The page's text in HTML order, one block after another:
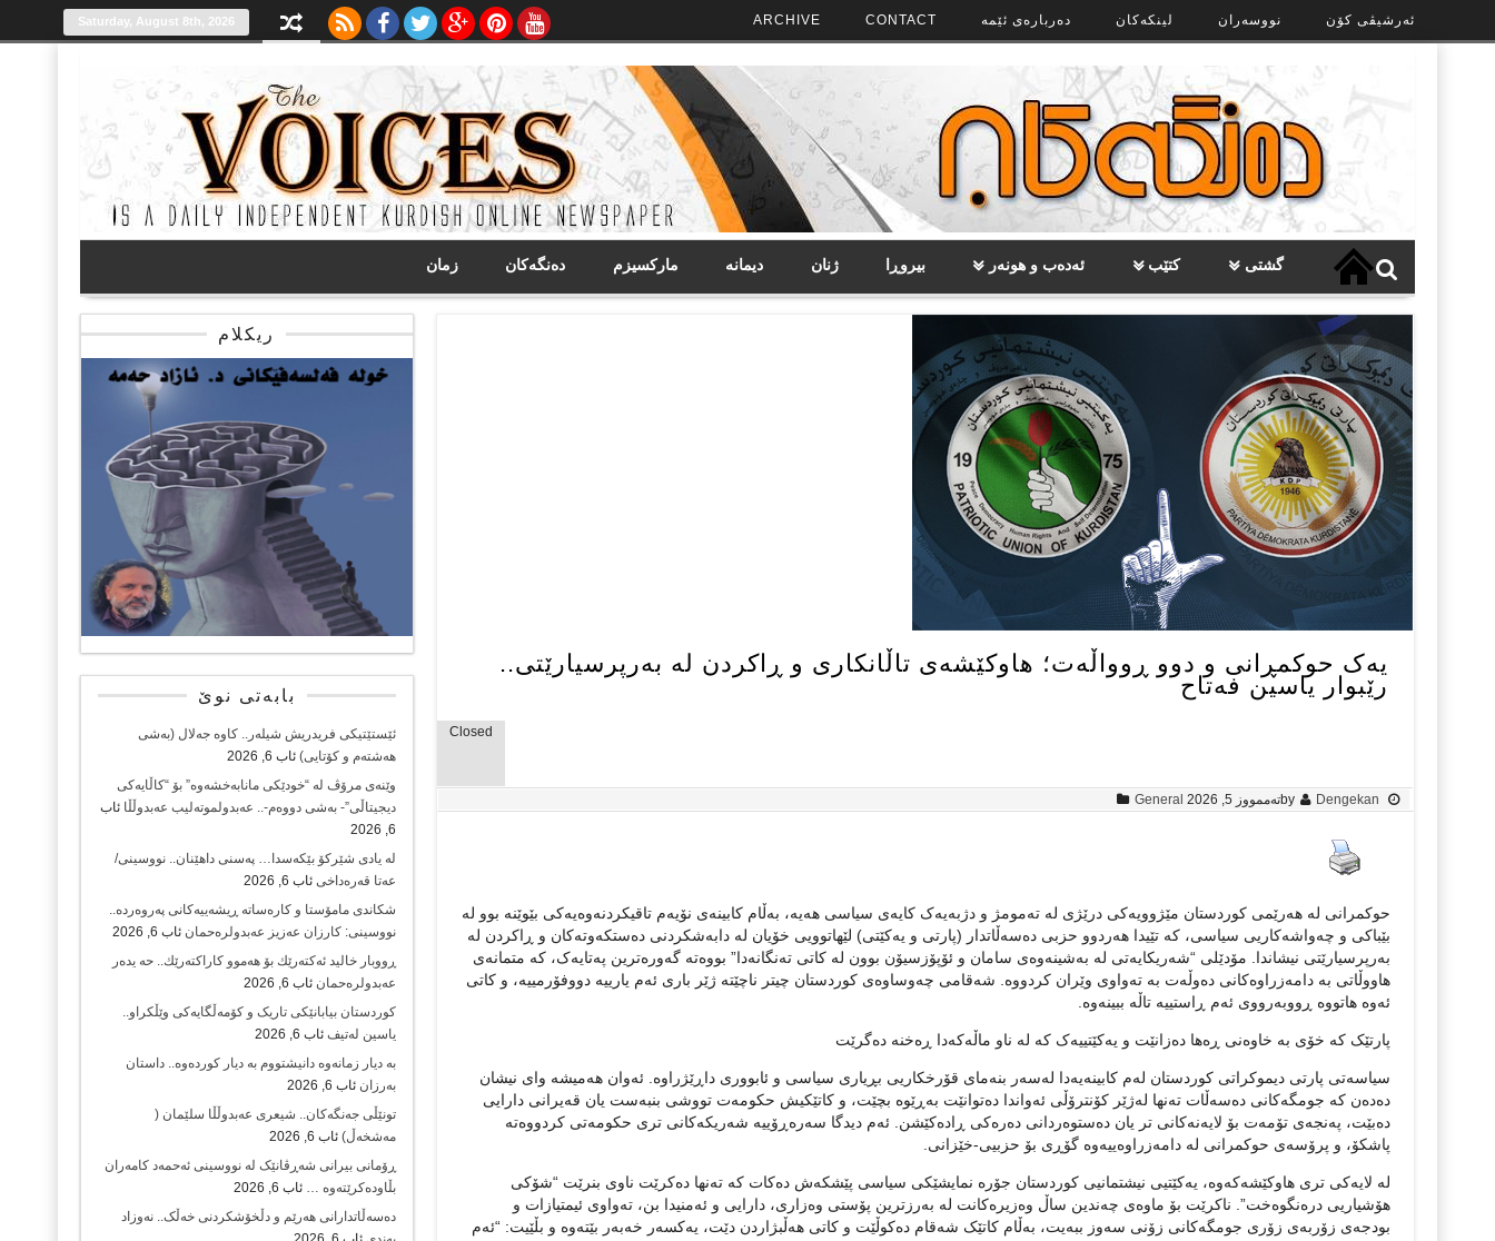
ئەرشیڤی کۆن نووسەران لینکەکان دەربارەی ئێمە CONTACT
ARCHIVE
Saturday, August 8th, 2026
گشتی کتێب ئەدەب و هونەر بیروڕا ژنان دیمانە مارکسیزم دەنگەکان زمان
یەک حوکمڕانی و دوو ڕوواڵەت؛ هاوکێشەی تاڵانکاری و ڕاکردن لە بەرپرسیارێتی..
رێبوار ياسين فەتاح
Closed
by Dengekan تەممووز 5, 2026 General
حوکمرانی لە هەرێمی کوردستان مێژوویەکی درێژی لە تەمومژ و دژبەیەک کایەی سیاسی هەیە، بەڵام کابینەی نۆیەم تاقیکردنەوەیەکی بێوێنە بوو لە
بێباکی و چەواشەکاریی سیاسی، کە تێیدا هەردوو حزبی دەسەڵاتدار (پارتی و یەکێتی) لێهاتوویی خۆیان لە دابەشکردنی دەستکەوتەکان و ڕاکردن لە
بەرپرسیارێتی نیشاندا. مۆدێلی “شەریکایەتی لە بەشینەوەی سامان و ئۆپۆزسیۆن بوون لە کاتی تەنگانەدا” بووەتە گەورەترین پەتایەک، کە متمانەی
هاووڵاتی بە دامەزراوەکانی دەوڵەت بە تەواوی وێران کردووە. شەقامی چەوساوەی کوردستان چیتر ناچێتە ژێر باری ئەم یارییە دووفۆرمییە، و کاتی
ئەوە هاتووە ڕووبەرووی ئەم ڕاستییە تاڵە ببینەوە.
پارتێک کە خۆی بە خاوەنی ڕەها دەزانێت و یەکێتییەک کە لە ناو ماڵەکەدا ڕەخنە دەگرێت
سیاسەتی پارتی دیموکراتی کوردستان لەم کابینەیەدا لەسەر بنەمای قۆرخکاریی بڕیاری سیاسی و ئابووری داڕێژراوە. ئەوان هەمیشە وای نیشان
دەدەن کە جومگەکانی دەسەڵات تەنها لەژێر کۆنترۆڵی ئەواندا دەتوانێت بەڕێوە بچێت، و کاتێکیش حکومەت تووشی بنبەست یان قەیرانی دارایی
دەبێت، پەنجەی تۆمەت بۆ لایەنەکانی تر یان دەستوەردانی دەرەکی ڕادەکێشن. ئەم دیدگا سەرەڕۆییە شەریکەکانی تری حکومەتی کردووەتە
پاشکۆ، و پرۆسەی حوکمرانی لە دامەزراوەییەوە گۆڕی بۆ حزبیی-خێزانی.
لە لایەکی تری هاوکێشەکەوە، یەکێتیی نیشتمانیی کوردستان جۆرە نمایشێکی سیاسی پێشکەش دەکات کە تەنها دەکرێت ناوی بنرێت “شۆکی
هۆشیاریی درەنگوەخت”. ناکرێت بۆ ماوەی چەندین ساڵ وەزیرەکانت لە بەرزترین پۆستی وەزاری، دارایی و ئەمنیدا بن، تەواوی ئیمتیازات و
بودجەی زۆربەی زۆری جومگەکانی زۆنی سەوز ببەیت، بەڵام کاتێک شەقام دەکوڵێت و کاتی هەڵبژاردن دێت، یەکسەر خەبەر بێتەوە و بڵێیت: “ئەم
ریکلام
بابەتی نوێ
ئێستێتیکی فریدریش شیلەر.. کاوە جەلال (بەشی
هەشتەم و کۆتایی) ئاب 6, 2026
وێنەی مرۆڤ لە “خودێکی مانابەخشەوە” بۆ “کاڵایەکی
دیجیتاڵی”- بەشی دووەم-.. عەبدولموتەلیب عەبدوڵڵا ئاب
6, 2026
لە یادی شێرکۆ بێکەسدا… پەسنی داهێنان.. نووسینی/
عەتا قەرەداخی ئاب 6, 2026
شکاندی مامۆستا و کارەساتە ڕیشەییەکانی پەروەردە..
نووسینی: کارزان عەزیز عەبدولرەحمان ئاب 6, 2026
ڕووبار خالید ئەكتەرێك بۆ هەموو كاراكتەرێك.. حه یدەر
عەبدولرەحمان ئاب 6, 2026
کوردستان بیابانێکی تاریک و کۆمەڵگایەکی وێڵکراو..
یاسین لەتیف ئاب 6, 2026
بە دیار زمانەوە دانیشتووم بە دیار کوردەوە.. داستان
بەرزان ئاب 6, 2026
تونێڵی جەنگەکان.. شیعری عەبدوڵڵا سلێمان (
مەشخەڵ) ئاب 6, 2026
ڕۆمانی بیرانی شەڕڤانێک لە نووسینی ئەحمەد کامەران
بڵاودەکرێتەوە … ئاب 6, 2026
دەسەڵاتدارانی هەرێم و دڵخۆشکردنی خەڵک.. نەوزاد